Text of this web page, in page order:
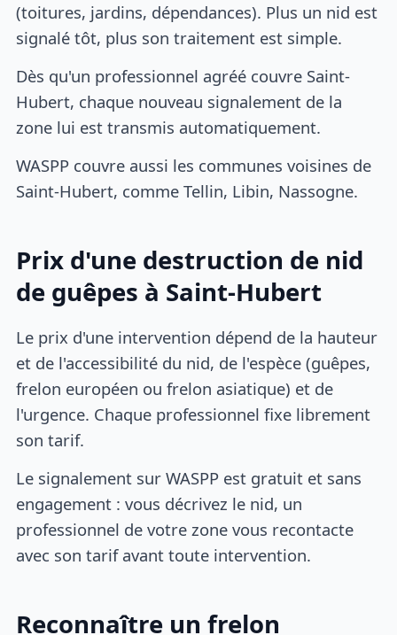
(toitures, jardins, dépendances). Plus un nid est
signalé tôt, plus son traitement est simple.
Dès qu'un professionnel agréé couvre Saint-
Hubert, chaque nouveau signalement de la
zone lui est transmis automatiquement.
WASPP couvre aussi les communes voisines de
Saint-Hubert, comme Tellin, Libin, Nassogne.
Prix d'une destruction de nid
de guêpes à Saint-Hubert
Le prix d'une intervention dépend de la hauteur
et de l'accessibilité du nid, de l'espèce (guêpes,
frelon européen ou frelon asiatique) et de
l'urgence. Chaque professionnel fixe librement
son tarif.
Le signalement sur WASPP est gratuit et sans
engagement : vous décrivez le nid, un
professionnel de votre zone vous recontacte
avec son tarif avant toute intervention.
Reconnaître un frelon